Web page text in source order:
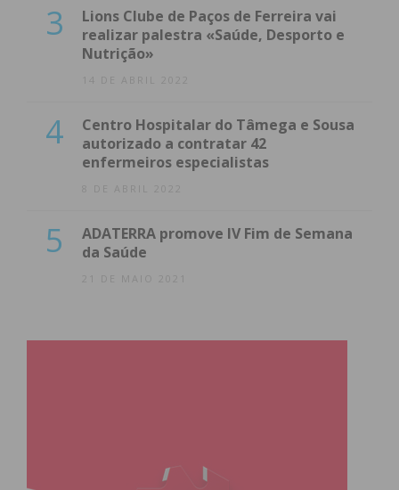
3
Lions Clube de Paços de Ferreira vai
realizar palestra «Saúde, Desporto e
Nutrição»
14 DE ABRIL 2022
4
Centro Hospitalar do Tâmega e Sousa
autorizado a contratar 42
enfermeiros especialistas
8 DE ABRIL 2022
5
ADATERRA promove IV Fim de Semana
da Saúde
21 DE MAIO 2021